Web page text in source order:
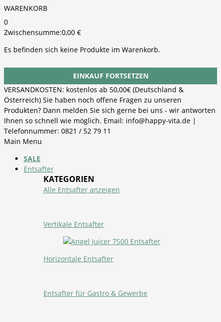
WARENKORB
0
Zwischensumme:0,00 €
Es befinden sich keine Produkte im Warenkorb.
EINKAUF FORTSETZEN
VERSANDKOSTEN: kostenlos ab 50,00€ (Deutschland &
Österreich) Sie haben noch offene Fragen zu unseren
Produkten? Dann melden Sie sich gerne bei uns - wir antworten
Ihnen so schnell wie möglich. Email: info@happy-vita.de |
Telefonnummer: 0821 / 52 79 11
Main Menu
SALE
Entsafter
KATEGORIEN
Alle Entsafter anzeigen
Vertikale Entsafter
Horizontale Entsafter
Entsafter für Gastro & Gewerbe